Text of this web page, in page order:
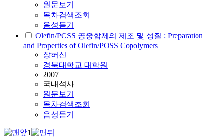
원문보기
목차검색조회
음성듣기
Olefin/POSS 공중합체의 제조 및 성질 : Preparation
and Properties of Olefin/POSS Copolymers
장허 신
경북대학교 대학원
2007
국내석사
원문보기
목차검색조회
음성듣기
1